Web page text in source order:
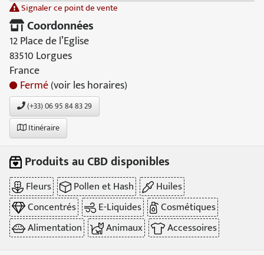
Signaler ce point de vente
Coordonnées
12 Place de l’Eglise
83510 Lorgues
France
Fermé(voir les horaires)
(+33) 06 95 84 83 29
Itinéraire
Produits au CBD disponibles
Fleurs Pollen et Hash
Huiles
Concentrés
E-Liquides
Cosmétiques
Alimentation
Animaux Accessoires